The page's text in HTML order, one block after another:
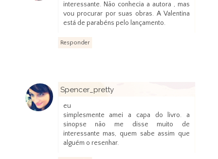
interessante. Não conhecia a autora , mas
vou procurar por suas obras. A Valentina
está de parabéns pelo lançamento.
Responder
Spencer_pretty
eu
simplesmente amei a capa do livro. a
sinopse não me disse muito de
interessante mas, quem sabe assim que
alguém o resenhar.